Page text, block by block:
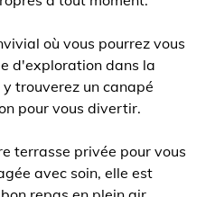
où vous pourrez vous
d'exploration dans la
trouverez un canapé
pour vous divertir.
terrasse privée pour vous
avec soin, elle est